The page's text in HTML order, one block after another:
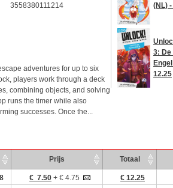
3558380111214
adventures for up to six
players work through a deck
combining objects, and solving
runs the timer while also
successes. Once the...
(NL)
3: De
12.25
Prijs Totaal
€ 7.50 + € 4.75 € 12.25